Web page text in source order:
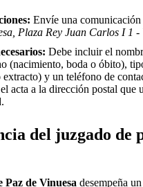
Envíe una comunicación
Plaza Rey Juan Carlos I 1 -
Debe incluir el
(nacimiento, boda o óbito),
extracto) y un teléfono de
acta a la dirección postal que
del juzgado de
Paz de Vinuesa desempeña